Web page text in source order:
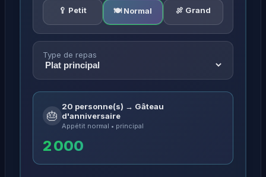
🥄 Petit 🍽️ Normal 🍖 Grand
Type de repas
🎂
20 personne(s) → Gâteau
d'anniversaire
Appétit normal • principal
2 000